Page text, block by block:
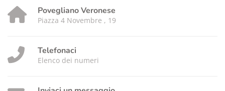
Povegliano Veronese
Piazza 4 Novembre , 19
Telefonaci
Elenco dei numeri